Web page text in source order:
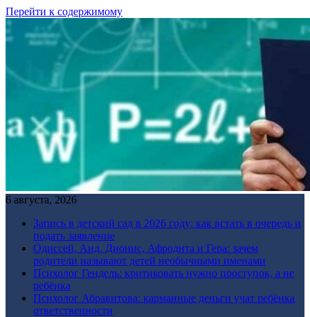
Перейти к содержимому
6 августа, 2026
Запись в детский сад в 2026 году: как встать в очередь и
подать заявление
Одиссей, Аид, Дионис, Афродита и Гера: зачем
родители называют детей необычными именами
Психолог Гендель: критиковать нужно проступок, а не
ребёнка
Психолог Абравитова: карманные деньги учат ребёнка
ответственности